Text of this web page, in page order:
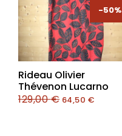
-50%
-50%
Rideau Olivier
Thévenon Lucarno
129,00€ 64,50 €